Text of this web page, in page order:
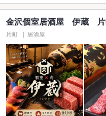
金沢個室居酒屋 伊蔵 片
片町 居酒屋